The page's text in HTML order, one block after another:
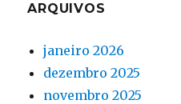
ARQUIVOS
janeiro 2026
dezembro 2025
novembro 2025